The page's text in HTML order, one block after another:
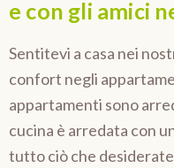
e con gli amici
Sentitevi a casa nei
confort negli
appartamenti sono
cucina è arredata con
tutto ciò che